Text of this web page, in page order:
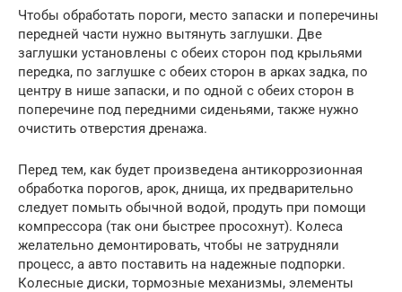
Чтобы обработать пороги, место запаски и поперечины
передней части нужно вытянуть заглушки. Две
заглушки установлены с обеих сторон под крыльями
передка, по заглушке с обеих сторон в арках задка, по
центру в нише запаски, и по одной с обеих сторон в
поперечине под передними сиденьями, также нужно
очистить отверстия дренажа.
Перед тем, как будет произведена антикоррозионная
обработка порогов, арок, днища, их предварительно
следует помыть обычной водой, продуть при помощи
компрессора (так они быстрее просохнут). Колеса
желательно демонтировать, чтобы не затрудняли
процесс, а авто поставить на надежные подпорки.
Колесные диски, тормозные механизмы, элементы